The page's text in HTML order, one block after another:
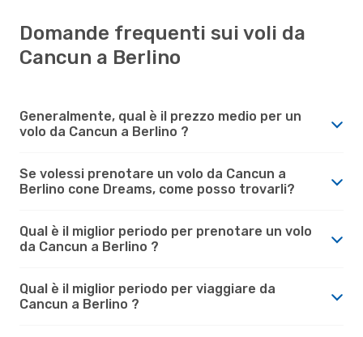
Domande frequenti sui voli da
Cancun a Berlino
Generalmente, qual è il prezzo medio per un
volo da Cancun a Berlino ?
Se volessi prenotare un volo da Cancun a
Berlino cone Dreams, come posso trovarli?
Qual è il miglior periodo per prenotare un volo
da Cancun a Berlino ?
Qual è il miglior periodo per viaggiare da
Cancun a Berlino ?